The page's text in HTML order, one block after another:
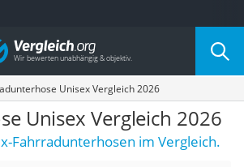
nach Kategorie
Unisex Vergleich 2026
Unisex Vergleich 2026
Fahrradunterhosen im Vergleich.